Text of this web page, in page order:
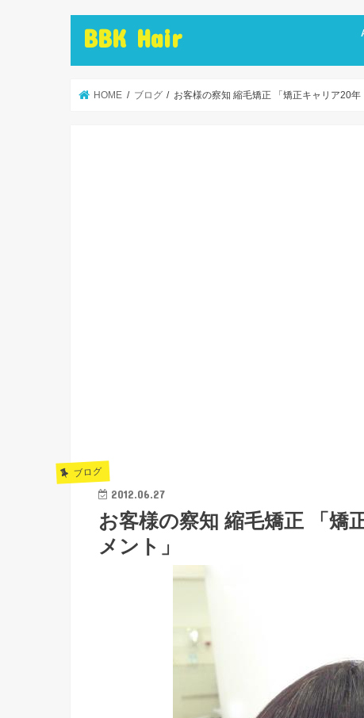
BBK Hair
HOME ブログ お客様の察知 縮毛矯正 「矯正キャリア20年
ブログ
2012.06.27
お客様の察知 縮毛矯正 「矯
メント」